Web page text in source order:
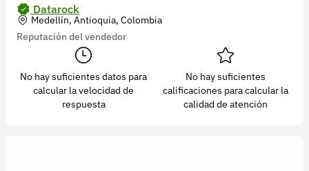
Datarock
Medellín, Antioquia, Colombia
Reputación del vendedor
No hay suficientes datos para
calcular la velocidad de
respuesta
No hay suficientes
calificaciones para calcular la
calidad de atención
Síguenos